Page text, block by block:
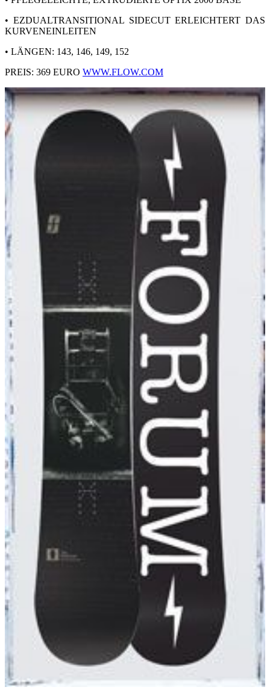
• EZDUALTRANSITIONAL SIDECUT ERLEICHTERT DAS
KURVENEINLEITEN
• LÄNGEN: 143, 146, 149, 152
PREIS: 369 EURO WWW.FLOW.COM